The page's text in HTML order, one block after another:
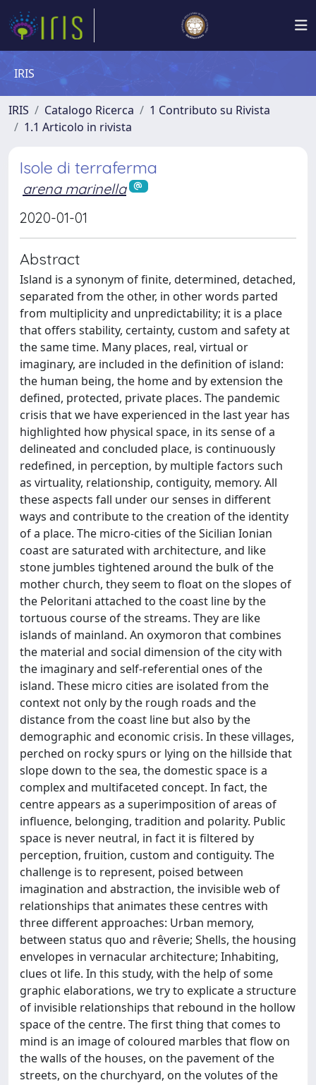
IRIS
IRIS Catalogo Ricerca
1 Contributo su Rivista
1.1 Articolo in rivista
Isole di terraferma
arena marinella
2020-01-01
Abstract
Island is a synonym of finite, determined, detached,
separated from the other, in other words parted
from multiplicity and unpredictability; it is a place
that offers stability, certainty, custom and safety at
the same time. Many places, real, virtual or
imaginary, are included in the definition of island:
the human being, the home and by extension the
defined, protected, private places. The pandemic
crisis that we have experienced in the last year has
highlighted how physical space, in its sense of a
delineated and concluded place, is continuously
redefined, in perception, by multiple factors such
as virtuality, relationship, contiguity, memory. All
these aspects fall under our senses in different
ways and contribute to the creation of the identity
of a place. The micro-cities of the Sicilian Ionian
coast are saturated with architecture, and like
stone jumbles tightened around the bulk of the
mother church, they seem to float on the slopes of
the Peloritani attached to the coast line by the
tortuous course of the streams. They are like
islands of mainland. An oxymoron that combines
the material and social dimension of the city with
the imaginary and self-referential ones of the
island. These micro cities are isolated from the
context not only by the rough roads and the
distance from the coast line but also by the
demographic and economic crisis. In these villages,
perched on rocky spurs or lying on the hillside that
slope down to the sea, the domestic space is a
complex and multifaceted concept. In fact, the
centre appears as a superimposition of areas of
influence, belonging, tradition and polarity. Public
space is never neutral, in fact it is filtered by
perception, fruition, custom and contiguity. The
challenge is to represent, poised between
imagination and abstraction, the invisible web of
relationships that animates these centres with
three different approaches: Urban memory,
between status quo and rêverie; Shells, the housing
envelopes in vernacular architecture; Inhabiting,
clues ot life. In this study, with the help of some
graphic elaborations, we try to explicate a structure
of invisible relationships that rebound in the hollow
space of the centre. The first thing that comes to
mind is an image of coloured marbles that flow on
the walls of the houses, on the pavement of the
streets, on the churchyard, on the volutes of the